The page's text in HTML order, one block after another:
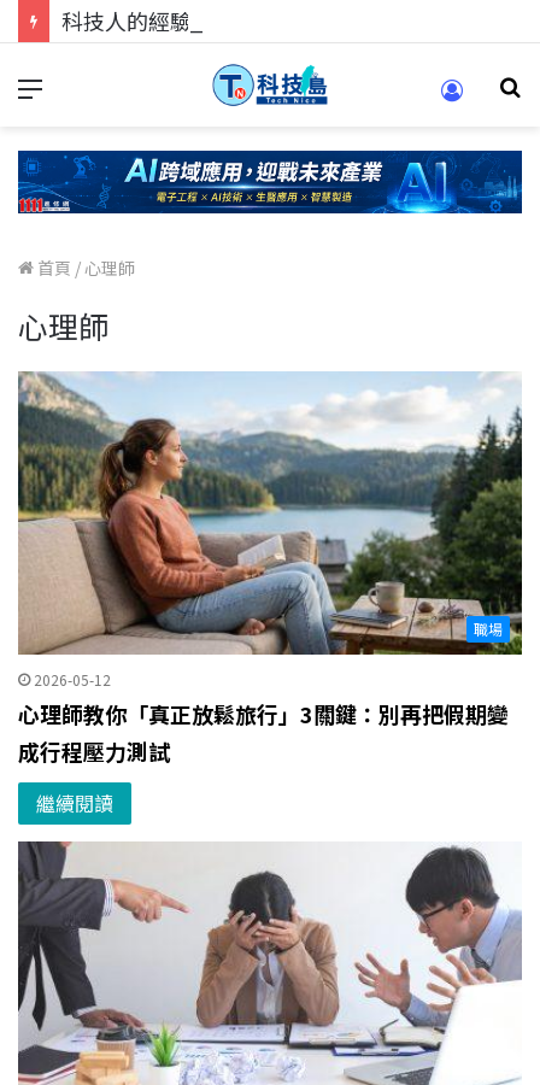
首頁 /心理師
心理師
職場
2026-05-12
心理師教你「真正放鬆旅行」3關鍵：別再把假期變
成行程壓力測試
繼續閱讀